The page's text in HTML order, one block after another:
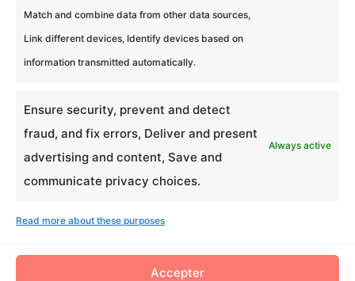
Match and combine data from other data sources,
Link different devices, Identify devices based on
information transmitted automatically.
Ensure security, prevent and detect
fraud, and fix errors, Deliver and present
advertising and content, Save and
communicate privacy choices.
Always active
Read more about these purposes
Accepter
heures d’activité
10
participants min.
70